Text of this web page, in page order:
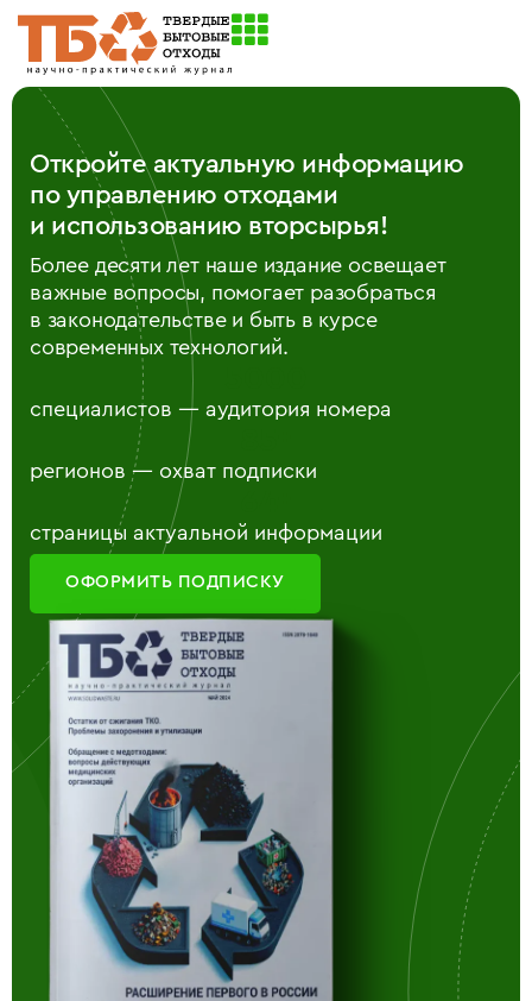
Откройте актуальную информацию
по управлению отходами
и использованию вторсырья!
Более десяти лет наше издание освещает
важные вопросы, помогает разобраться
в законодательстве и быть в курсе
современных технологий.
специалистов — аудитория номера
регионов — охват подписки
страницы актуальной информации
ОФОРМИТЬ ПОДПИСКУ